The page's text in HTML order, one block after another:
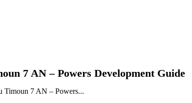
7 AN – Powers Development Guide
Timoun 7 AN – Powers...